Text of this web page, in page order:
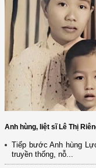
Anh hùng, liệt sĩ Lê Thị
Tiếp bước Anh hùng
truyền thống, nỗ...
(12/TB-HĐKH) V/v đăng
đổi mới ...